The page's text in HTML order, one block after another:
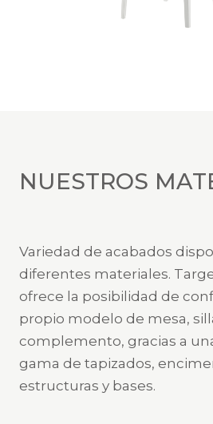
NUESTROS
Variedad de acabados
diferentes materiales.
ofrece la posibilidad de
propio modelo de mesa,
complemento, gracias a
gama de tapizados,
estructuras y bases.